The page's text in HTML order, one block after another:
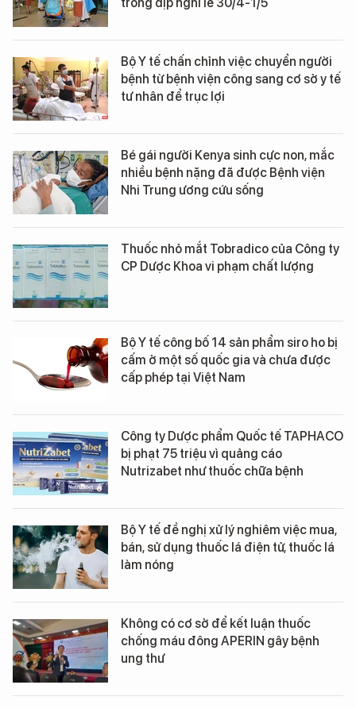
Bộ Y tế chấn chỉnh việc chuyển người
bệnh từ bệnh viện công sang cơ sở y tế
tư nhân để trục lợi
Bé gái người Kenya sinh cực non, mắc
nhiều bệnh nặng đã được Bệnh viện
Nhi Trung ương cứu sống
Thuốc nhỏ mắt Tobradico của Công ty
CP Dược Khoa vi phạm chất lượng
Bộ Y tế công bố 14 sản phẩm siro ho bị
cấm ở một số quốc gia và chưa được
cấp phép tại Việt Nam
Công ty Dược phẩm Quốc tế TAPHACO
bị phạt 75 triệu vì quảng cáo
Nutrizabet như thuốc chữa bệnh
Bộ Y tế đề nghị xử lý nghiêm việc mua,
bán, sử dụng thuốc lá điện tử, thuốc lá
làm nóng
Không có cơ sở để kết luận thuốc
chống máu đông APERIN gây bệnh
ung thư